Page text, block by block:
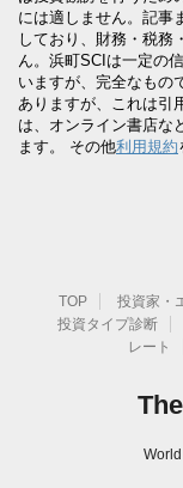
には適しません。記事
しており、財務・税務
ん。浜町SCIは一定の
いますが、完全なもの
ありますが、これは引
は、オンライン書店な
ます。 その他利用規約
TOP 投資家・
投資タイプ診断
レート